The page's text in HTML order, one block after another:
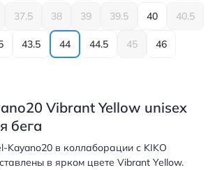
37.5 38 39 39.5 40 40.5
43.5 44 44.5 45 46
Vibrant Yellow unisex
бега
Kayano20 в коллаборации с KIKO
в ярком цвете Vibrant Yellow.